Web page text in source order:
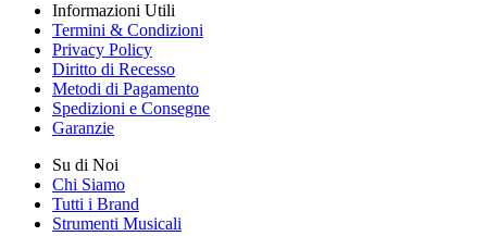
Informazioni Utili
Termini & Condizioni
Privacy Policy
Diritto di Recesso
Metodi di Pagamento
Spedizioni e Consegne
Garanzie
Su di Noi
Chi Siamo
Tutti i Brand
Strumenti Musicali